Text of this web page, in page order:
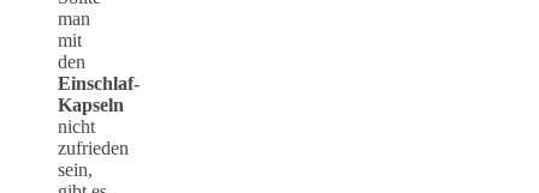
man
mit
den
Einschlaf-
Kapseln
nicht
zufrieden
sein,